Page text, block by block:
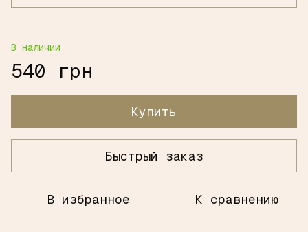
В наличии
540 грн
Купить
Быстрый заказ
В избранное К сравнению